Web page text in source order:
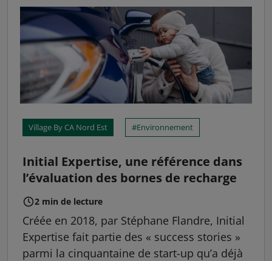
Village By CA Nord Est Environnement
Initial Expertise, une référence dans
l’évaluation des bornes de recharge
2 min de lecture
Créée en 2018, par Stéphane Flandre, Initial
Expertise fait partie des « success stories »
parmi la cinquantaine de start-up qu’a déjà